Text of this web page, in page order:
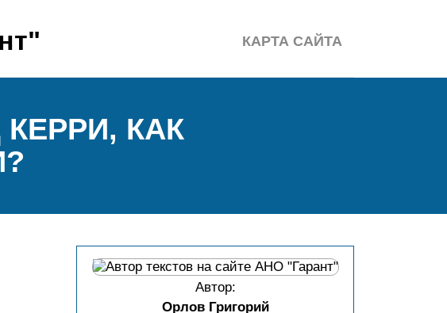
КАРТА САЙТА
КАК
Автор:
Орлов Григорий